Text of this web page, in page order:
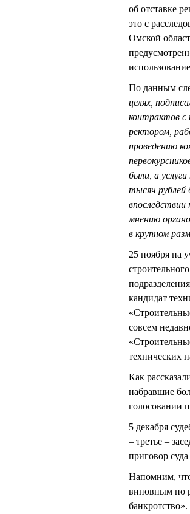
об отставке
это с
Омской
По данным
целях,
контрактов с
ректором,
проведению
были, а
тысяч рублей
впоследствии
мнению
в крупном
25 ноября на
кандидат
совсем
технических
Как
набравшие
голосовании
5 декабря
– третье –
приговор
Напомним,
виновным по